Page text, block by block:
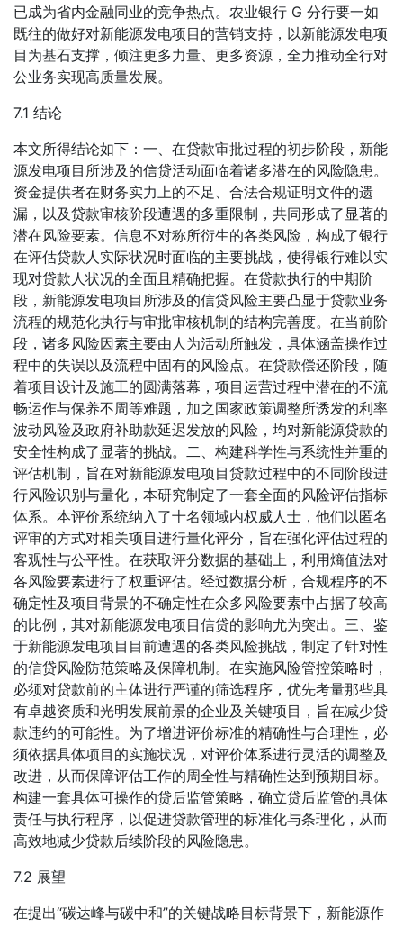
已成为省内金融同业的竞争热点。农业银行 G 分行要一如
既往的做好对新能源发电项目的营销支持，以新能源发电项
目为基石支撑，倾注更多力量、更多资源，全力推动全行对
公业务实现高质量发展。
7.1 结论
本文所得结论如下：一、在贷款审批过程的初步阶段，新能
源发电项目所涉及的信贷活动面临着诸多潜在的风险隐患。
资金提供者在财务实力上的不足、合法合规证明文件的遗
漏，以及贷款审核阶段遭遇的多重限制，共同形成了显著的
潜在风险要素。信息不对称所衍生的各类风险，构成了银行
在评估贷款人实际状况时面临的主要挑战，使得银行难以实
现对贷款人状况的全面且精确把握。在贷款执行的中期阶
段，新能源发电项目所涉及的信贷风险主要凸显于贷款业务
流程的规范化执行与审批审核机制的结构完善度。在当前阶
段，诸多风险因素主要由人为活动所触发，具体涵盖操作过
程中的失误以及流程中固有的风险点。在贷款偿还阶段，随
着项目设计及施工的圆满落幕，项目运营过程中潜在的不流
畅运作与保养不周等难题，加之国家政策调整所诱发的利率
波动风险及政府补助款延迟发放的风险，均对新能源贷款的
安全性构成了显著的挑战。二、构建科学性与系统性并重的
评估机制，旨在对新能源发电项目贷款过程中的不同阶段进
行风险识别与量化，本研究制定了一套全面的风险评估指标
体系。本评价系统纳入了十名领域内权威人士，他们以匿名
评审的方式对相关项目进行量化评分，旨在强化评估过程的
客观性与公平性。在获取评分数据的基础上，利用熵值法对
各风险要素进行了权重评估。经过数据分析，合规程序的不
确定性及项目背景的不确定性在众多风险要素中占据了较高
的比例，其对新能源发电项目信贷的影响尤为突出。三、鉴
于新能源发电项目目前遭遇的各类风险挑战，制定了针对性
的信贷风险防范策略及保障机制。在实施风险管控策略时，
必须对贷款前的主体进行严谨的筛选程序，优先考量那些具
有卓越资质和光明发展前景的企业及关键项目，旨在减少贷
款违约的可能性。为了增进评价标准的精确性与合理性，必
须依据具体项目的实施状况，对评价体系进行灵活的调整及
改进，从而保障评估工作的周全性与精确性达到预期目标。
构建一套具体可操作的贷后监管策略，确立贷后监管的具体
责任与执行程序，以促进贷款管理的标准化与条理化，从而
高效地减少贷款后续阶段的风险隐患。
7.2 展望
在提出“碳达峰与碳中和”的关键战略目标背景下，新能源作